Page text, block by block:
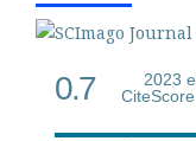
0.7
2023